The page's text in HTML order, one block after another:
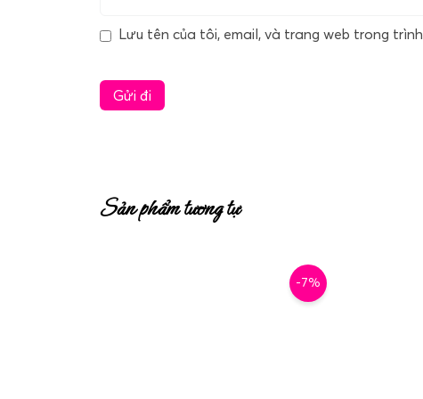
Lưu tên của tôi, email, và trang web trong
Sản phẩm tương tự
-7%